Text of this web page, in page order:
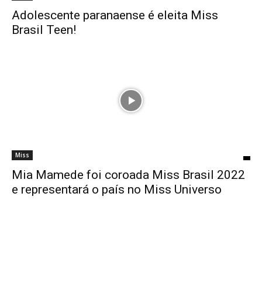
Adolescente paranaense é eleita Miss
Brasil Teen!
Miss
Mia Mamede foi coroada Miss Brasil 2022
e representará o país no Miss Universo